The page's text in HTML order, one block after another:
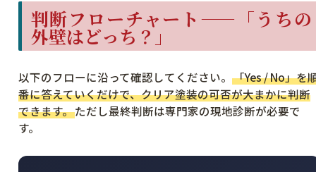
判断フローチャート——「うちの
外壁はどっち？」
以下のフローに沿って確認してください。 「Yes / No」を
番に答えていくだけで、クリア塗装の可否が大まかに判断
できます。ただし最終判断は専門家の現地診断が必要で
す。